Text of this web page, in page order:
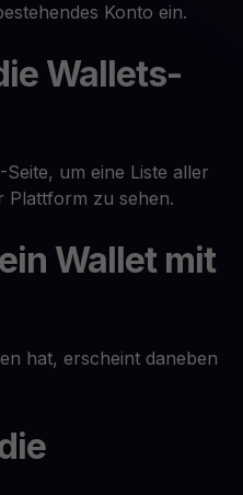
Konto ein.
Wallets-
-Seite, um eine Liste aller
Plattform zu sehen.
Wallet mit
hat, erscheint daneben